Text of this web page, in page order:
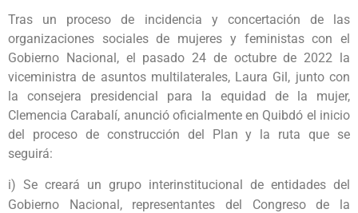
Tras un proceso de incidencia y concertación de las
organizaciones sociales de mujeres y feministas con el
Gobierno Nacional, el pasado 24 de octubre de 2022 la
viceministra de asuntos multilaterales, Laura Gil, junto con
la consejera presidencial para la equidad de la mujer,
Clemencia Carabalí, anunció oficialmente en Quibdó el inicio
del proceso de construcción del Plan y la ruta que se
seguirá:
i) Se creará un grupo interinstitucional de entidades del
Gobierno Nacional, representantes del Congreso de la